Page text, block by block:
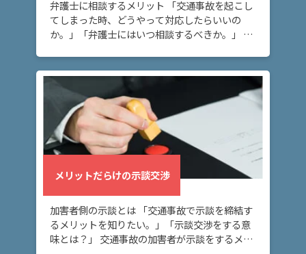
弁護士に相談するメリット 「交通事故を起こし
てしまった時、どうやって対応したらいいの
か。」「弁護士にはいつ相談するべきか。」 交
「交通事 […]
メリットだらけの示談交渉
加害者側の示談とは 「交通事故で示談を締結す
るメリットを知りたい。」「示談交渉をする意
味とは？」 交通事故の加害者が示談をするメリ